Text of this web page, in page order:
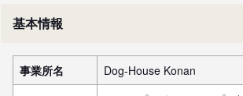
基本情報
事業所名 Dog-House Konan